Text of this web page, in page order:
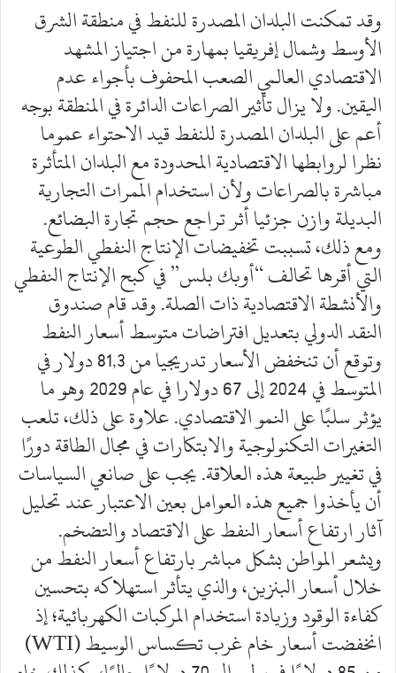
وقد تمكنت البلدان المصدرة للنفط في منطقة الشرق
الأوسط وشمال إفريقيا بمهارة من اجتياز المشهد
الاقتصادي العالمي الصعب المحفوف بأجواء عدم
اليقين. ولا يزال تأثير الصراعات الدائرة في المنطقة بوجه
أعم على البلدان المصدرة للنفط قيد الاحتواء عموما
نظرا لروابطها الاقتصادية المحدودة مع البلدان المتأثرة
مباشرة بالصراعات ولأن استخدام الممرات التجارية
البديلة وازن جزئيا أثر تراجع حجم تجارة البضائع.
ومع ذلك، تسببت تخفيضات الإنتاج النفطي الطوعية
التي أقرها تحالف “أوبك بلس” في كبح الإنتاج النفطي
والأنشطة الاقتصادية ذات الصلة. وقد قام صندوق
النقد الدولي بتعديل افتراضات متوسط أسعار النفط
وتوقع أن تنخفض الأسعار تدريجيا من 81,3 دولار في
المتوسط في 2024 إلى 67 دولارا في عام 2029 وهو ما
يؤثر سلبًا على النمو الاقتصادي. علاوة على ذلك، تلعب
التغيرات التكنولوجية والابتكارات في مجال الطاقة دورًا
في تغيير طبيعة هذه العلاقة. يجب على صانعي السياسات
أن يأخذوا جميع هذه العوامل بعين الاعتبار عند تحليل
آثار ارتفاع أسعار النفط على الاقتصاد والتضخم.
ويشعر المواطن بشكل مباشر بارتفاع أسعار النفط من
خلال أسعار البنزين، والذي يتأثر استهلاكه بتحسين
كفاءة الوقود وزيادة استخدام المركبات الكهربائية؛ إذ
انخفضت أسعار خام غرب تكساس الوسيط (WTI)